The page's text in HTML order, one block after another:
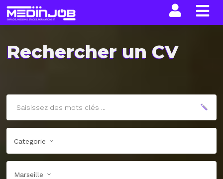
Rechercher un CV
Categorie
Marseille